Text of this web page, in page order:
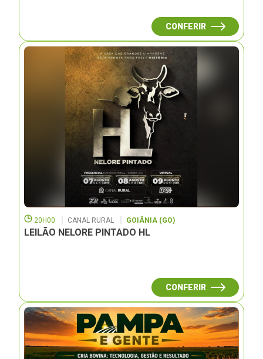
CONFERIR
20H00 CANAL RURAL GOIÂNIA (GO)
LEILÃO NELORE PINTADO HL
CONFERIR